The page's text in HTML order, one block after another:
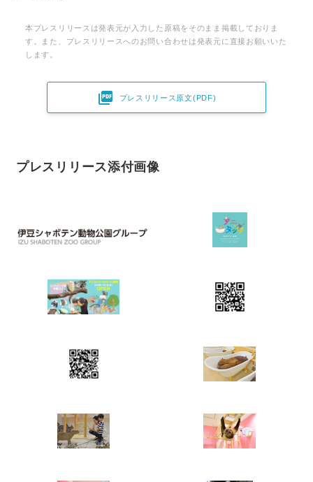
本プレスリリースは発表元が入力した原稿をそのまま掲載しておりま
す。また、プレスリリースへのお問い合わせは発表元に直接お願いいた
します。
 プレスリリース原文(PDF)
プレスリリース添付画像